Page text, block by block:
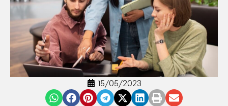
15/05/2023